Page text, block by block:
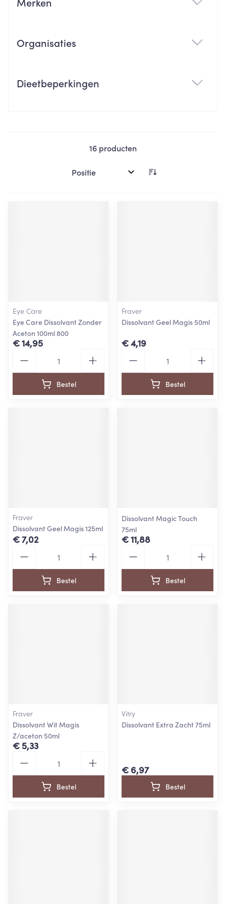
Organisaties
Dieetbeperkingen
16 producten
Sorteer op:
Eye Care
Eye Care Dissolvant Zonder
Aceton 100ml 800
€ 14,95
Bestel
Fraver
Dissolvant Geel Magis 50ml
€ 4,19
Bestel
Fraver
Dissolvant Geel Magis 125ml
€ 7,02
Bestel
Dissolvant Magic Touch
75ml
€ 11,88
Bestel
Fraver
Dissolvant Wit Magis
Z/aceton 50ml
€ 5,33
Bestel
Vitry
Dissolvant Extra Zacht 75ml
€ 6,97
Bestel